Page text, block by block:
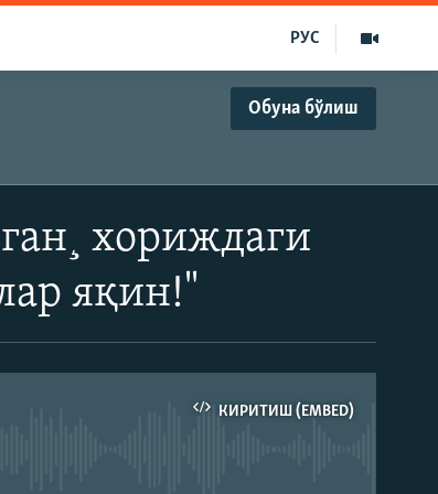
РУС
Обуна бўлиш
хориждаги
яқин!"
КИРИТИШ (EMBED)